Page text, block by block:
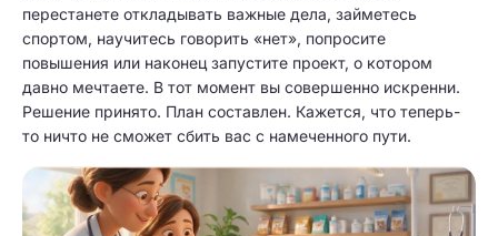
перестанете откладывать важные дела, займетесь
спортом, научитесь говорить «нет», попросите
повышения или наконец запустите проект, о котором
давно мечтаете. В тот момент вы совершенно искренни.
Решение принято. План составлен. Кажется, что теперь-
то ничто не сможет сбить вас с намеченного пути.